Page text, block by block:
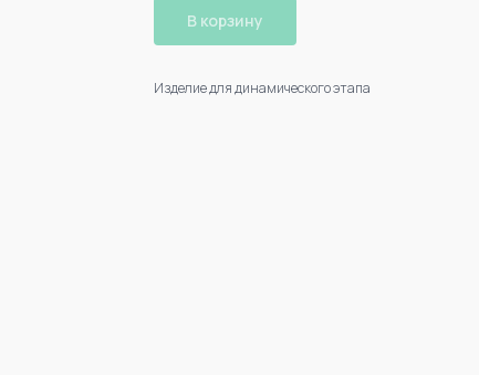
В корзину
Изделие для динамического этапа